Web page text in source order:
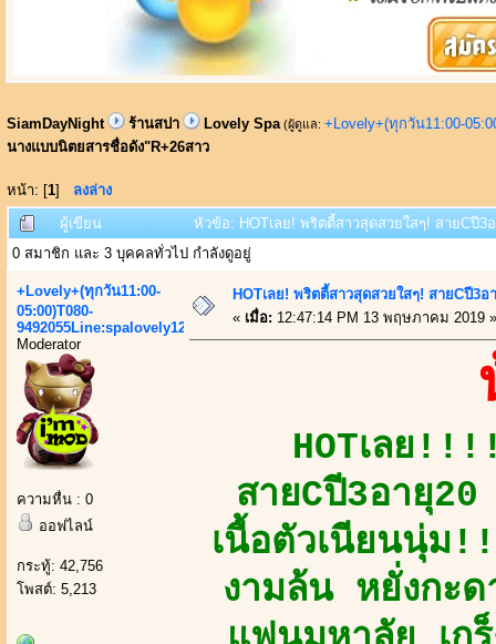
SiamDayNight ร้านสปา Lovely Spa (ผู้ดูแล: +Lovely+(ทุกวัน11:00-
นางแบบนิตยสารชื่อดัง"R+26สาว
หน้า: [1] ลงล่าง
ผู้เขียน
หัวข้อ: HOTเลย! พริตตี้สาวสุดสวยใสๆ! สายCปี
0 สมาชิก และ 3 บุคคลทั่วไป กำลังดูอยู่
+Lovely+(ทุกวัน11:00-
05:00)T080-
9492055Line:spalovely123
Moderator
ความหื่น : 0
ออฟไลน์
กระทู้: 42,756
โพสต์: 5,213
HOTเลย! พริตตี้สาวสุดสวยใสๆ! สายCปี3
« เมื่อ: 12:47:14 PM 13 พฤษภาคม 2019 »
HOTเลย
สายCปี3อายุ
เนื้อตัวเนียนนุ่ม
งามล้น หยั่งกะ